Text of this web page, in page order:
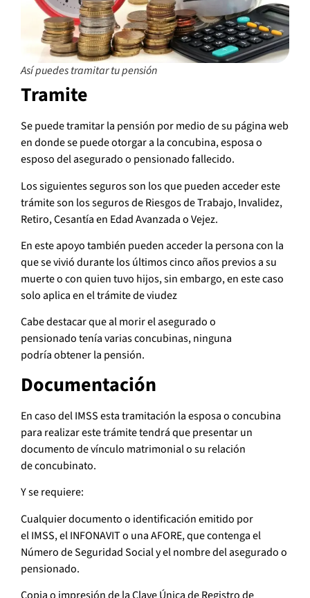
Así puedes tramitar tu pensión
Tramite
Se puede tramitar la pensión por medio de su página web
en donde se puede otorgar a la concubina, esposa o
esposo del asegurado o pensionado fallecido.
Los siguientes seguros son los que pueden acceder este
trámite son los seguros de Riesgos de Trabajo, Invalidez,
Retiro, Cesantía en Edad Avanzada o Vejez.
En este apoyo también pueden acceder la persona con la
que se vivió durante los últimos cinco años previos a su
muerte o con quien tuvo hijos, sin embargo, en este caso
solo aplica en el trámite de viudez
Cabe destacar que al morir el asegurado o
pensionado tenía varias concubinas, ninguna
podría obtener la pensión.
Documentación
En caso del IMSS esta tramitación la esposa o concubina
para realizar este trámite tendrá que presentar un
documento de vínculo matrimonial o su relación
de concubinato.
Y se requiere:
Cualquier documento o identificación emitido por
el IMSS, el INFONAVIT o una AFORE, que contenga el
Número de Seguridad Social y el nombre del asegurado o
pensionado.